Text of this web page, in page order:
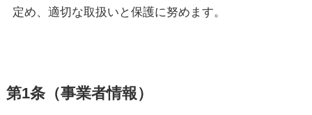
定め、適切な取扱いと保護に努めます。
第1条（事業者情報）